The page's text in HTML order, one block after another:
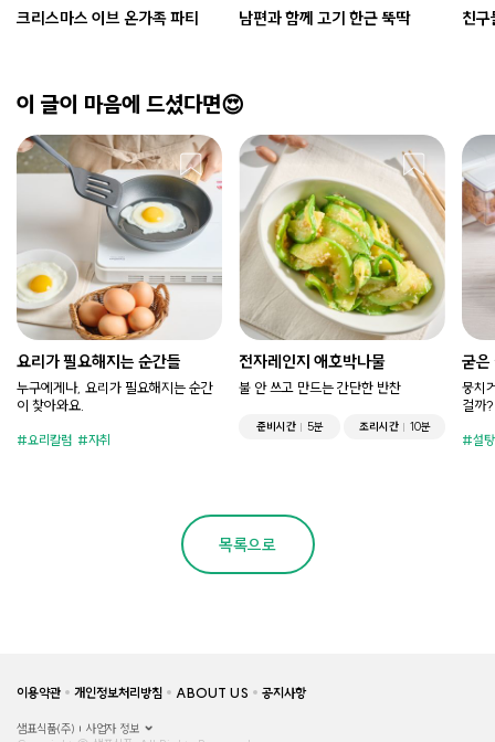
크리스마스 이브 온가족 파티 남편과 함께 고기 한근 뚝딱 친
이 글이 마음에 드셨다면😍
요리가 필요해지는 순간들
누구에게나, 요리가 필요해지는 순간
이 찾아와요.
요리칼럼 자취
전자레인지 애호박나물
불 안 쓰고 만드는 간단한 반찬
준비시간 5분 조리시간 10분
굳은
뭉치
걸까?
설탕
목록으로
이용약관 개인정보처리방침 ABOUT US 공지사항
샘표식품(주)
사업자 정보